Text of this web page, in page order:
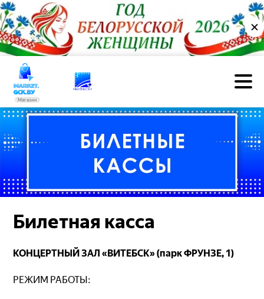
✕
Магазин
Билетная касса
КОНЦЕРТНЫЙ ЗАЛ «ВИТЕБСК» (парк ФРУНЗЕ, 1)
РЕЖИМ РАБОТЫ: